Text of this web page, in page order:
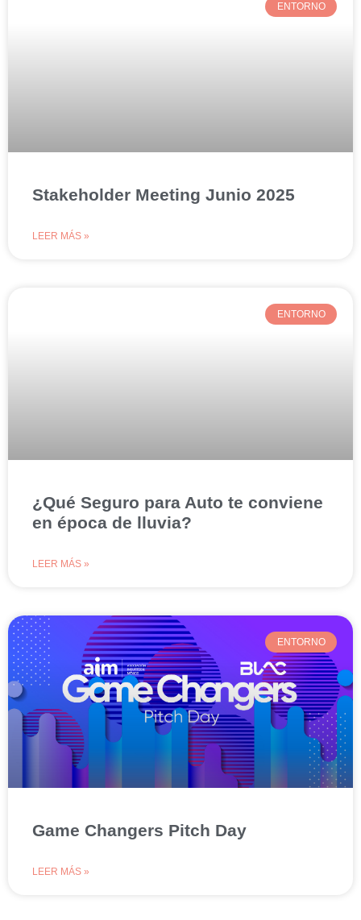
ENTORNO
Stakeholder Meeting Junio 2025
LEER MÁS »
ENTORNO
¿Qué Seguro para Auto te conviene
en época de lluvia?
LEER MÁS »
ENTORNO
Game Changers Pitch Day
LEER MÁS »